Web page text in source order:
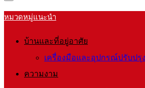
หมวดหมู่แนะนำ
บ้านและที่อยู่อาศัย
เครื่องมือและอุปกรณ์ปรับปรุ
ความงาม